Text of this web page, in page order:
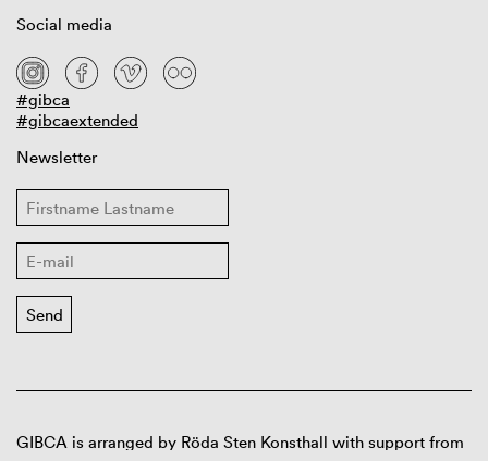
Social media
#gibca
#gibcaextended
Newsletter
GIBCA is arranged by Röda Sten Konsthall with support from